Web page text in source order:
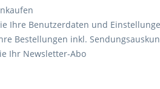
Ihre Benutzerdaten und
Bestellungen inkl.
Ihr Newsletter-Abo